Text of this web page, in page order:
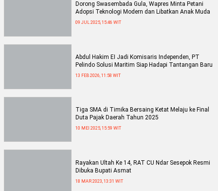
Dorong Swasembada Gula, Wapres Minta Petani
Adopsi Teknologi Modern dan Libatkan Anak Muda
09 JUL 2025, 15:46 WIT
Abdul Hakim EI Jadi Komisaris Independen, PT
Pelindo Solusi Maritim Siap Hadapi Tantangan Baru
13 FEB 2026, 11:58 WIT
Tiga SMA di Timika Bersaing Ketat Melaju ke Final
Duta Pajak Daerah Tahun 2025
10 MEI 2025, 15:59 WIT
Rayakan Ultah Ke 14, RAT CU Ndar Sesepok Resmi
Dibuka Bupati Asmat
18 MAR 2023, 13:31 WIT